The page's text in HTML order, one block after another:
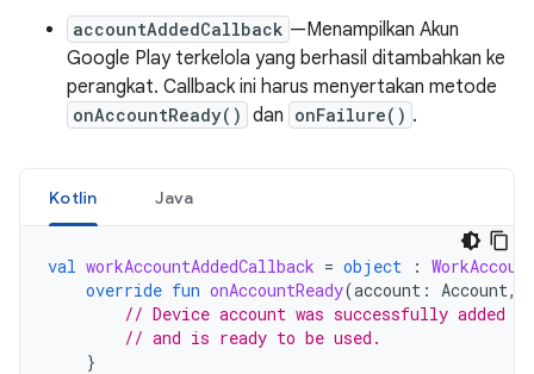
accountAddedCallback —Menampilkan Akun
Google Play terkelola yang berhasil ditambahkan ke
perangkat. Callback ini harus menyertakan metode
onAccountReady() dan onFailure() .
Kotlin Java
val workAccountAddedCallback = object :
override fun onAccountReady(account : Account,
// Device account was successfully added
// and is ready to be used.
}